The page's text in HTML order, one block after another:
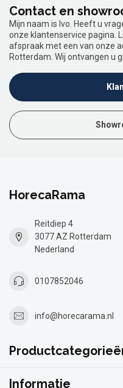
Contact en
Mijn naam is Ivo. Heeft u
onze klantenservice pagina.
afspraak met een van onze
Rotterdam. Wij ontvangen u
HorecaRama
Reitdiep 4
3077 AZ Rotterdam
Nederland
0107852046
info@horecarama.nl
Informatie